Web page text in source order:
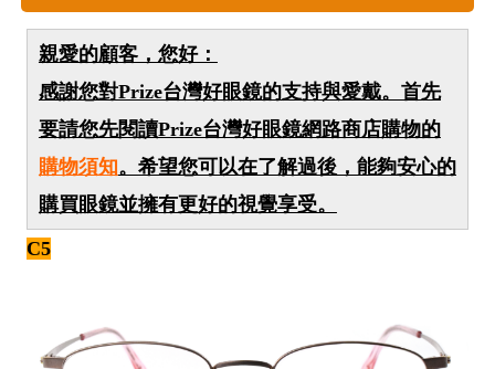
親愛的顧客，您好：
感謝您對Prize台灣好眼鏡的支持與愛戴。首先
要請您先閱讀Prize台灣好眼鏡網路商店購物的
購物須知。希望您可以在了解過後，能夠安心的
購買眼鏡並擁有更好的視覺享受。
C5